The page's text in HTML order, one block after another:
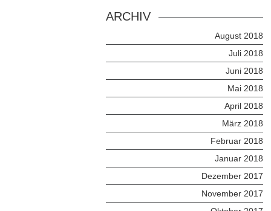
ARCHIV
August 2018
Juli 2018
Juni 2018
Mai 2018
April 2018
März 2018
Februar 2018
Januar 2018
Dezember 2017
November 2017